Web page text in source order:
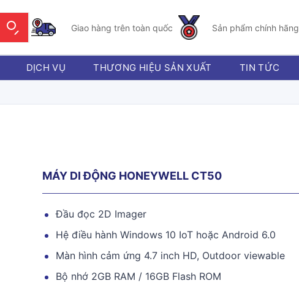
Giao hàng trên toàn quốc Sản phẩm chính hãng
DỊCH VỤ THƯƠNG HIỆU SẢN XUẤT TIN TỨC
MÁY DI ĐỘNG HONEYWELL CT50
Đầu đọc 2D Imager
Hệ điều hành Windows 10 IoT hoặc Android 6.0
Màn hình cảm ứng 4.7 inch HD, Outdoor viewable
Bộ nhớ 2GB RAM / 16GB Flash ROM